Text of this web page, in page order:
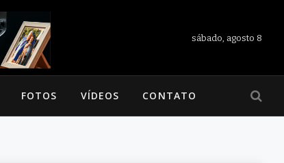
sábado, agosto 8
FOTOS VÍDEOS CONTATO